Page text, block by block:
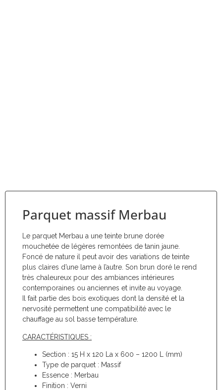
Parquet massif Merbau
Le parquet Merbau a une teinte brune dorée
mouchetée de légères remontées de tanin jaune.
Foncé de nature il peut avoir des variations de teinte
plus claires d’une lame à l’autre. Son brun doré le rend
très chaleureux pour des ambiances intérieures
contemporaines ou anciennes et invite au voyage.
Il fait partie des bois exotiques dont la densité et la
nervosité permettent une compatibilité avec le
chauffage au sol basse température.
CARACTÉRISTIQUES :
Section : 15 H x 120 La x 600 – 1200 L (mm)
Type de parquet : Massif
Essence : Merbau
Finition : Verni